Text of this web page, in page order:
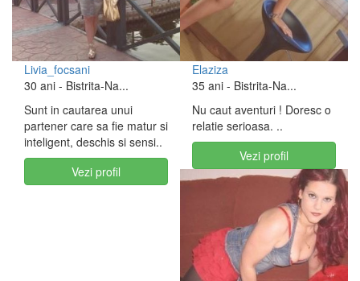
Livia_focsani
30 ani - Bistrita-Na...
Sunt in cautarea unui
partener care sa fie matur si
inteligent, deschis si sensi..
Vezi profil
Elaziza
35 ani - Bistrita-Na...
Nu caut aventuri ! Doresc o
relatie serioasa. ..
Vezi profil